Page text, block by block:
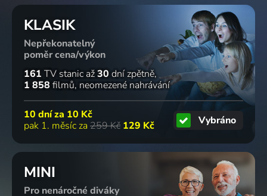
KLASIK
Nepřekonatelný
poměr cena/výkon
161 TV stanic až30 dní zpětně
1 858 filmů neomezené nahrávání
10 dní za 10 Kč
pak 1. měsíc za 259 Kč 129 Kč Vybráno
MINI
Pro nenáročné diváky